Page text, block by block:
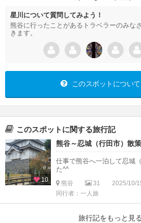
星川について質問してみよう！
熊谷に行ったことがあるトラベラーのみな
きます。
このスポットについ
このスポットに関する旅行記
10
熊谷～忍城（行田市）散策
仕事で熊谷へ一泊して忍城
た^^
熊谷 31
2025/10/
同行者：一人旅
旅行記をもっと見る